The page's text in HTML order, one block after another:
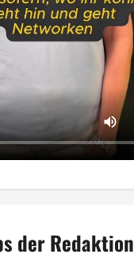
der Redaktion